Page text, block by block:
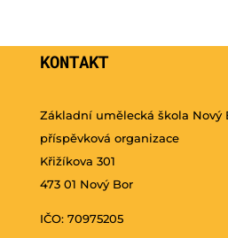
KONTAKT
Základní umělecká škola Nový
příspěvková organizace
Křižíkova 301
473 01 Nový Bor
IČO: 70975205